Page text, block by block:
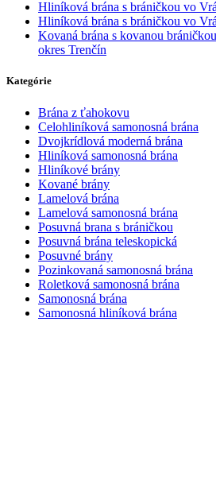
Hliníková brána s bráničkou vo
Hliníková brána s bráničkou vo
Kovaná brána s kovanou
okres Trenčín
Kategórie
Brána z ťahokovu
Celohliníková samonosná brána
Dvojkrídlová moderná brána
Hliníková samonosná brána
Hliníkové brány
Kované brány
Lamelová brána
Lamelová samonosná brána
Posuvná brana s bráničkou
Posuvná brána teleskopická
Posuvné brány
Pozinkovaná samonosná brána
Roletková samonosná brána
Samonosná brána
Samonosná hliníková brána